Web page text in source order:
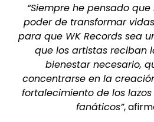
“Siempre he pensado
poder de transformar
para que WK Records sea
que los artistas reciban
bienestar necesario,
concentrarse en la
fortalecimiento de los
fanáticos”,